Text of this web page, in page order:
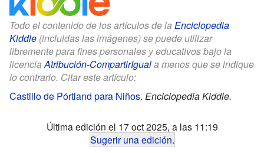
Todo el contenido de los artículos de la Enciclopedia
Kiddle (incluidas las imágenes) se puede utilizar
libremente para fines personales y educativos bajo la
licenciaAtribución-CompartirIguala menos que se indique
lo contrario. Citar este artículo:
Castillo de Pórtland para Niños. Enciclopedia Kiddle.
Última edición el 17 oct 2025, a las 11:19
Sugerir una edición.